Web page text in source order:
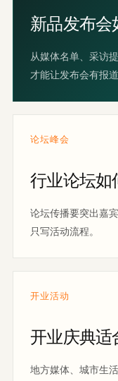
新品发布会
从媒体名单、采访
才能让发布会有报
论坛峰会
行业论坛如
论坛传播要突出嘉
只写活动流程。
开业活动
开业庆典适
地方媒体、城市生